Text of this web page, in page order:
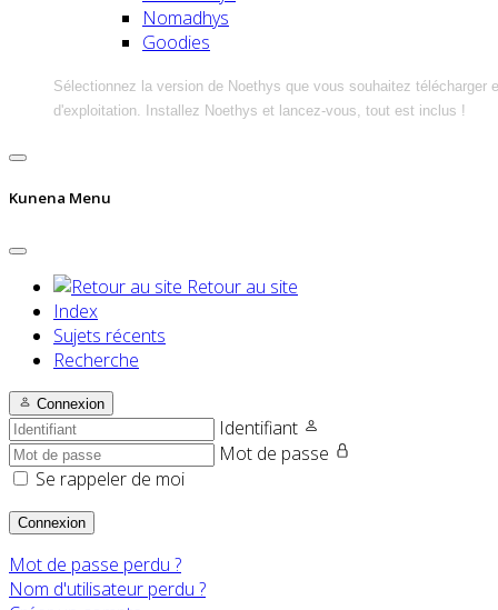
Nomadhys
Goodies
Sélectionnez la version de Noethys que vous souhaitez télécharger
d'exploitation. Installez Noethys et lancez-vous, tout est inclus !
Kunena Menu
Retour au site
Index
Sujets récents
Recherche
Connexion
Identifiant
Mot de passe
Se rappeler de moi
Connexion
Mot de passe perdu ?
Nom d'utilisateur perdu ?